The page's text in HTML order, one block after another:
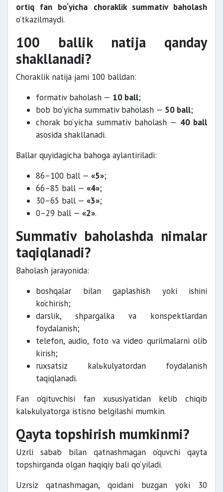
ortiq fan bo‘yicha choraklik summativ baholash
o‘tkazilmaydi.
100 ballik natija qanday
shakllanadi?
Choraklik natija jami 100 balldan:
formativ baholash — 10 ball;
bob bo‘yicha summativ baholash — 50 ball;
chorak bo‘yicha summativ baholash — 40 ball
asosida shakllanadi.
Ballar quyidagicha bahoga aylantiriladi:
86–100 ball — «5»;
66–85 ball — «4»;
30–65 ball — «3»;
0–29 ball — «2».
Summativ baholashda nimalar
taqiqlanadi?
Baholash jarayonida:
boshqalar bilan gaplashish yoki ishini
ko‘chirish;
darslik, shpargalka va konspektlardan
foydalanish;
telefon, audio, foto va video qurilmalarni olib
kirish;
ruxsatsiz kalьkulyatordan foydalanish
taqiqlanadi.
Fan o‘qituvchisi fan xususiyatidan kelib chiqib
kalьkulyatorga istisno belgilashi mumkin.
Qayta topshirish mumkinmi?
Uzrli sabab bilan qatnashmagan o‘quvchi qayta
topshirganda olgan haqiqiy bali qo‘yiladi.
Uzrsiz qatnashmagan, qoidani buzgan yoki 30